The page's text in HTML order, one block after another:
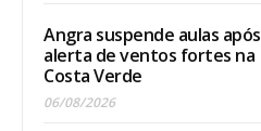
Angra suspende aulas após
alerta de ventos fortes na
Costa Verde
06/08/2026